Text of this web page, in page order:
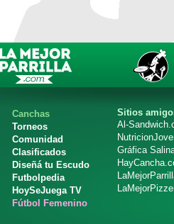
Canchas
Torneos
Comunidad
Clasificados
Diseñá tu Escudo
Futbolpedia
HoySeJuega TV
Fútbol Femenino
Sitios
Al-
Gráfica